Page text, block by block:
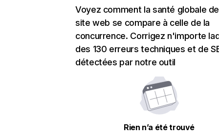
Voyez comment la santé globale
site web se compare à celle de la
concurrence. Corrigez n'importe
des 130 erreurs techniques et de
détectées par notre outil
Rien n’a été trouvé